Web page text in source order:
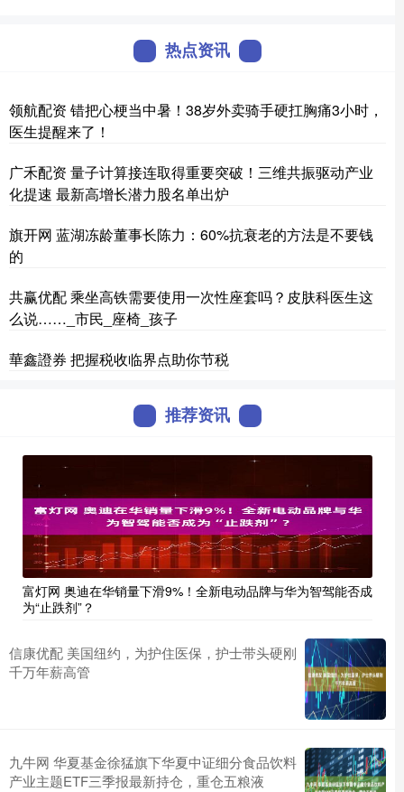
热点资讯
领航配资 错把心梗当中暑！38岁外卖骑手硬扛胸痛3小时，
医生提醒来了！
广禾配资 量子计算接连取得重要突破！三维共振驱动产业
化提速 最新高增长潜力股名单出炉
旗开网 蓝湖冻龄董事长陈力：60%抗衰老的方法是不要钱
的
共赢优配 乘坐高铁需要使用一次性座套吗？皮肤科医生这
么说……_市民_座椅_孩子
華鑫證券 把握税收临界点助你节税
推荐资讯
富灯网 奥迪在华销量下滑9%！全新电动品牌与华为智驾能否成
为“止跌剂”？
信康优配 美国纽约，为护住医保，护士带头硬刚
千万年薪高管
九牛网 华夏基金徐猛旗下华夏中证细分食品饮料
产业主题ETF三季报最新持仓，重仓五粮液